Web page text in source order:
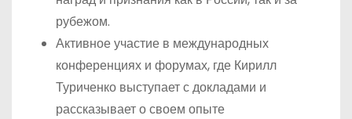
рубежом.
Активное участие в международных
конференциях и форумах, где Кирилл
Туриченко выступает с докладами и
рассказывает о своем опыте